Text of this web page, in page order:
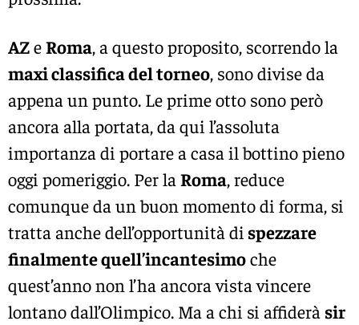
AZeRoma, a questo proposito, scorrendo la
maxi classifica del torneo, sono divise da
appena un punto. Le prime otto sono però
ancora alla portata, da qui l’assoluta
importanza di portare a casa il bottino pieno
oggi pomeriggio. Per la Roma, reduce
comunque da un buon momento di forma, si
tratta anche dell’opportunità di spezzare
finalmente quell’incantesimoche
quest’anno non l’ha ancora vista vincere
lontano dall’Olimpico. Ma a chi si affiderà sir